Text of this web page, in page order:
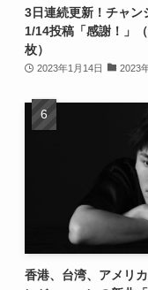
3日連続更新！チャン
1/14投稿「感謝！」
枚）
2023年1月14日 2023
香港、台湾、アメリ